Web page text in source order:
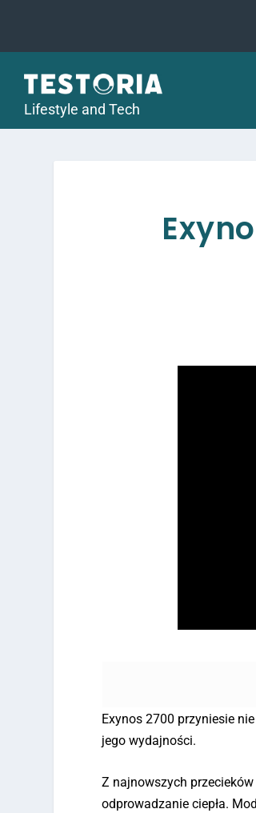
Lifestyle and Tech
Exynos 2700 przyniesie
jego wydajności.
Z najnowszych
odprowadzanie ciepła.